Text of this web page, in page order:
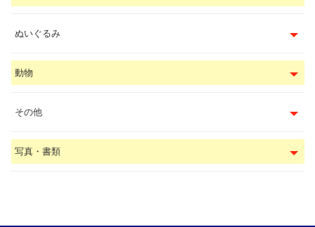
ぬいぐるみ
動物
その他
写真・書類